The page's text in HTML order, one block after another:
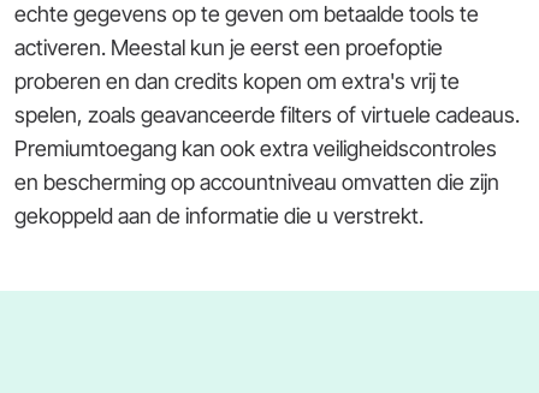
echte gegevens op te geven om betaalde tools te
activeren. Meestal kun je eerst een proefoptie
proberen en dan credits kopen om extra's vrij te
spelen, zoals geavanceerde filters of virtuele cadeaus.
Premiumtoegang kan ook extra veiligheidscontroles
en bescherming op accountniveau omvatten die zijn
gekoppeld aan de informatie die u verstrekt.